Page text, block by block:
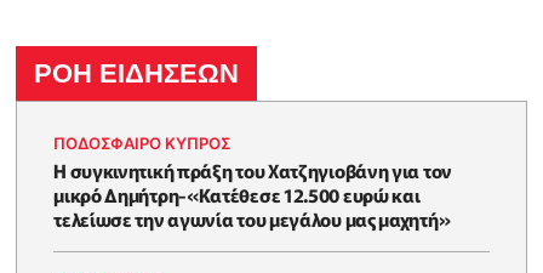
ΡΟΗ ΕΙΔΗΣΕΩΝ
ΠΟΔΟΣΦΑΙΡΟ ΚΥΠΡΟΣ
Η συγκινητική πράξη του Χατζηγιοβάνη για τον
μικρό Δημήτρη-«Κατέθεσε 12.500 ευρώ και
τελείωσε την αγωνία του μεγάλου μας μαχητή»